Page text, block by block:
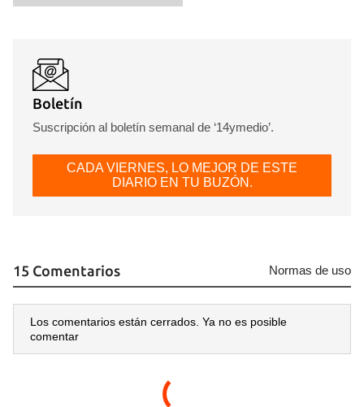
Boletín
Suscripción al boletín semanal de ‘14ymedio’.
CADA VIERNES, LO MEJOR DE ESTE
DIARIO EN TU BUZÓN.
15 Comentarios Normas de uso
Los comentarios están cerrados. Ya no es posible
comentar